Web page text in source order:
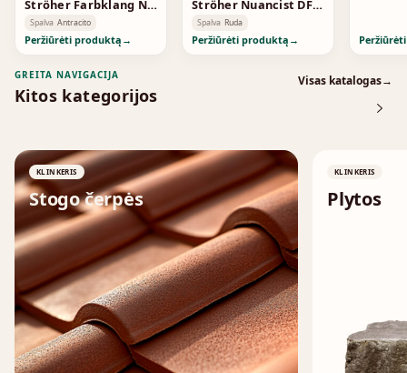
Ströher Farbklang NF
Anthrazitbunt 2185
Spalva Antracito
Peržiūrėti produktą →
Ströher Nuancist DF
Red 1823
Spalva Ruda
Peržiūrėti produktą →
GREITA NAVIGACIJA
Kitos kategorijos
Visas katalogas→
KLINKERIS
Stogo čerpės
↗
KLINKERIS
Plytos